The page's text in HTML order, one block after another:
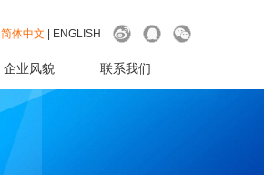
简体中文 ENGLISH
企业风貌 联系我们